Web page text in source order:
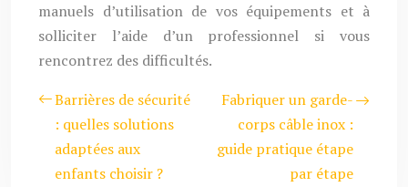
manuels d’utilisation de vos équipements et à
solliciter l’aide d’un professionnel si vous
rencontrez des difficultés.
Barrières de sécurité
: quelles solutions
adaptées aux
enfants choisir ?
Fabriquer un garde-
corps câble inox :
guide pratique étape
par étape